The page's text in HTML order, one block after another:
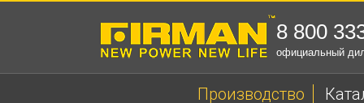
8 800
официальный
Производство